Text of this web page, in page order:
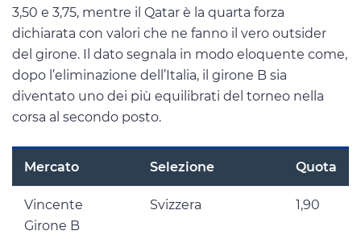
3,50 e 3,75, mentre il Qatar è la quarta forza
dichiarata con valori che ne fanno il vero outsider
del girone. Il dato segnala in modo eloquente come,
dopo l’eliminazione dell’Italia, il girone B sia
diventato uno dei più equilibrati del torneo nella
corsa al secondo posto.
Mercato Selezione Quota
Vincente
Girone B
Svizzera 1,90